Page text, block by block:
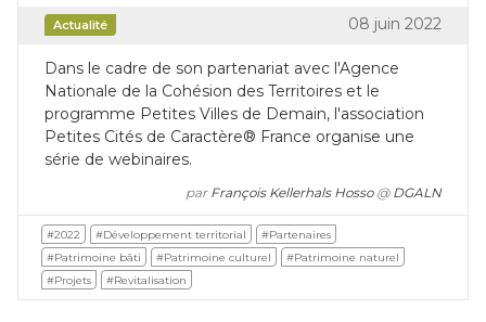
Actualité 08 juin 2022
Dans le cadre de son partenariat avec l'Agence
Nationale de la Cohésion des Territoires et le
programme Petites Villes de Demain, l'association
Petites Cités de Caractère® France organise une
série de webinaires.
parFrançois Kellerhals Hosso @DGALN
#2022 #Développement territorial
#Partenaires
#Patrimoine bâti
#Patrimoine culturel
#Patrimoine naturel
#Projets
#Revitalisation